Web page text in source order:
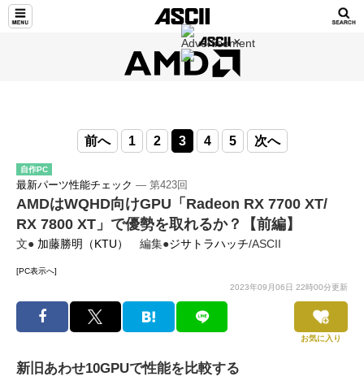
前へ 1 2 3 4 5 次へ
自作PC
最新パーツ性能チェック ― 第423回
AMDはWQHD向けGPU「Radeon RX 7700 XT/
RX 7800 XT」で優勢を取れるか？【前編】
文● 加藤勝明（KTU） 編集●ジサトラハッチ/ASCII
[PC表示へ]
2023年09月06日 22時00分更新
お気に入り
新旧あわせ10GPUで性能を比較する